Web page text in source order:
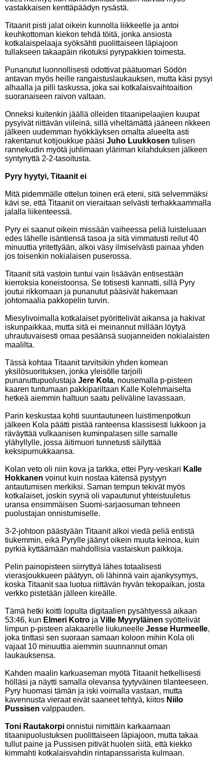
vastakkaisen kenttäpäädyn rysästä.
Titaanit pisti jalat oikein kunnolla liikkeelle ja antoi
keuhkottoman kiekon tehdä töitä, jonka ansiosta
kotkalaispelaaja syöksähti puolittaiseen läpiajoon
tullakseen takaapäin rikotuksi pyrypakkien toimesta.
Punanutut luonnollisesti odottivat päätuomari Södön
antavan myös heille rangaistuslaukauksen, mutta käsi pysyi
alhaalla ja pilli taskussa, joka sai kotkalaisvaihtoaition
suoranaiseen raivon valtaan.
Onneksi kuitenkin jäällä olleiden titaanipelaajien kuupat
pysyivät riittävän viileinä, sillä viheltämättä jääneen rikkeen
jälkeen uudemman hyökkäyksen omalta alueelta asti
rakentanut kotijoukkue pääsi Juho Luukkosen tulisen
rannekudin myötä juhlimaan yläriman kilahduksen jälkeen
syntynyttä 2-2-tasoitusta.
Pyry hyytyi, Titaanit ei
Mitä pidemmälle ottelun toinen erä eteni, sitä selvemmäksi
kävi se, että Titaanit on vieraitaan selvästi terhakkaammalla
jalalla liikenteessä.
Pyry ei saanut oikein missään vaiheessa peliä luisteluaan
edes lähelle isäntiensä tasoa ja sitä vimmatusti reilut 40
minuuttia yritettyään, alkoi väsy ilmiselvästi painaa yhden
jos toisenkin nokialaisen puserossa.
Titaanit sitä vastoin tuntui vain lisäävän entisestään
kierroksia koneistoonsa. Se totisesti kannatti, sillä Pyry
joutui rikkomaan ja punanutut pääsivät hakemaan
johtomaalia pakkopelin turvin.
Miesylivoimalla kotkalaiset pyörittelivät aikansa ja hakivat
iskunpaikkaa, mutta sitä ei meinannut millään löytyä
uhrautuvaisesti omaa pesäänsä suojanneiden nokialaisten
maalilta.
Tässä kohtaa Titaanit tarvitsikin yhden komean
yksilösuorituksen, jonka yleisölle tarjoili
punanuttupuolustaja Jere Kola, nousemalla p-pisteen
kaaren tuntumaan pakkipariltaan Kalle Kolehmaiselta
hetkeä aiemmin haltuun saatu peliväline lavassaan.
Parin keskustaa kohti suuntautuneen luistimenpotkun
jälkeen Kola päätti pistää ranteensa klassisesti lukkoon ja
räväyttää vulkaanisen kuminpalasen sille samalle
ylähyllylle, jossa äitimuori tunnetusti säilyttää
keksipurnukkaansa.
Kolan veto oli niin kova ja tarkka, ettei Pyry-veskari Kalle
Hokkanen voinut kuin nostaa kätensä pystyyn
antautumisen merkiksi. Saman tempun tekivät myös
kotkalaiset, joskin syynä oli vapautunut yhteistuuletus
uransa ensimmäisen Suomi-sarjaosuman tehneen
puolustajan onnistumiselle.
3-2-johtoon päästyään Titaanit alkoi viedä peliä entistä
tiukemmin, eikä Pyrylle jäänyt oikein muuta keinoa, kuin
pyrkiä kyttäämään mahdollisia vastaiskun paikkoja.
Pelin painopisteen siirryttyä lähes totaalisesti
vierasjoukkueen päätyyn, oli lähinnä vain ajankysymys,
koska Titaanit saa luotua riittävän hyvän tekopaikan, josta
verkko pistetään jälleen kireälle.
Tämä hetki koitti lopulta digitaalien pysähtyessä aikaan
53:46, kun Elmeri Kotro ja Ville Myyryläinen syöttelivät
limpun p-pisteen alakaarelle liukuneelle Jesse Hurmeelle,
joka tinttasi sen suoraan samaan koloon mihin Kola oli
vajaat 10 minuuttia aiemmin suunnannut oman
laukauksensa.
Kahden maalin karkuaseman myötä Titaanit hetkellisesti
hölläsi ja näytti samalla olevansa tyytyväinen tilanteeseen.
Pyry huomasi tämän ja iski voimalla vastaan, mutta
kavennusta vieraat eivät saaneet tehtyä, kiitos Niilo
Pussisen valppauden.
Toni Rautakorpi onnistui nimittäin karkaamaan
titaanipuolustuksen puolittaiseen läpiajoon, mutta takaa
tullut paine ja Pussisen pitivät huolen siitä, että kiekko
kimmahti kotkalaisvahdin rintapanssarista kulmaan.